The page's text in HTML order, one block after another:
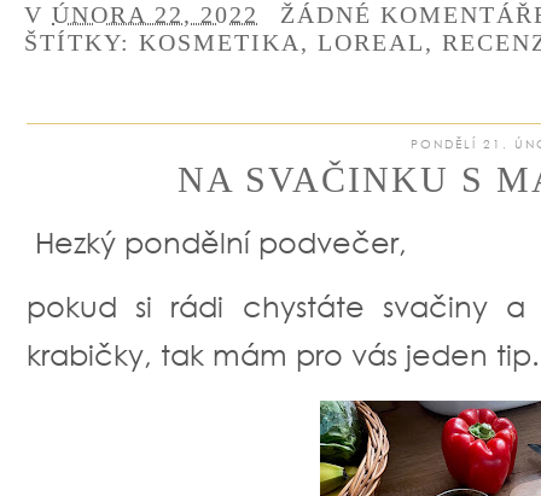
V ÚNORA 22, 2022
ŽÁDNÉ
ŠTÍTKY: KOSMETIKA, LOREAL,
PONDĚLÍ 21.
NA SVAČINKU S
Hezký pondělní podvečer,
pokud si rádi chystáte svačiny
krabičky, tak mám pro vás jeden